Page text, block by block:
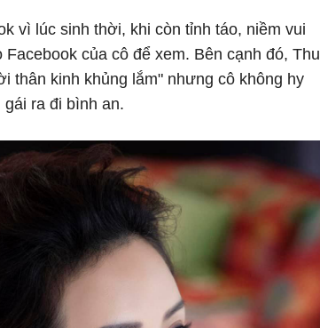
vì lúc sinh thời, khi còn tỉnh táo, niềm vui
của cô để xem. Bên cạnh đó, Thu
thân kinh khủng lắm" nhưng cô không hy
ra đi bình an.